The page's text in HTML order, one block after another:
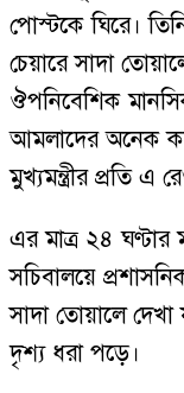
পোস্টকে ঘিরে।
চেয়ারে সাদা
ঔপনিবেশিক
আমলাদের অনেক
মুখ্যমন্ত্রীর প্রতি এ
এর মাত্র ২৪ ঘণ্টার
সচিবালয়ে
সাদা তোয়ালে
দৃশ্য ধরা পড়ে।